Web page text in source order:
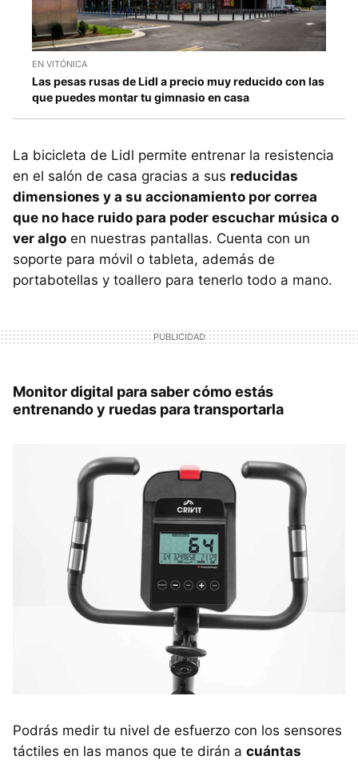
EN VITÓNICA
Las pesas rusas de Lidl a precio muy reducido con las
que puedes montar tu gimnasio en casa
La bicicleta de Lidl permite entrenar la resistencia
en el salón de casa gracias a sus reducidas
dimensiones y a su accionamiento por correa
que no hace ruido para poder escuchar música o
ver algo en nuestras pantallas. Cuenta con un
soporte para móvil o tableta, además de
portabotellas y toallero para tenerlo todo a mano.
Monitor digital para saber cómo estás
entrenando y ruedas para transportarla
Podrás medir tu nivel de esfuerzo con los sensores
táctiles en las manos que te dirán a cuántas